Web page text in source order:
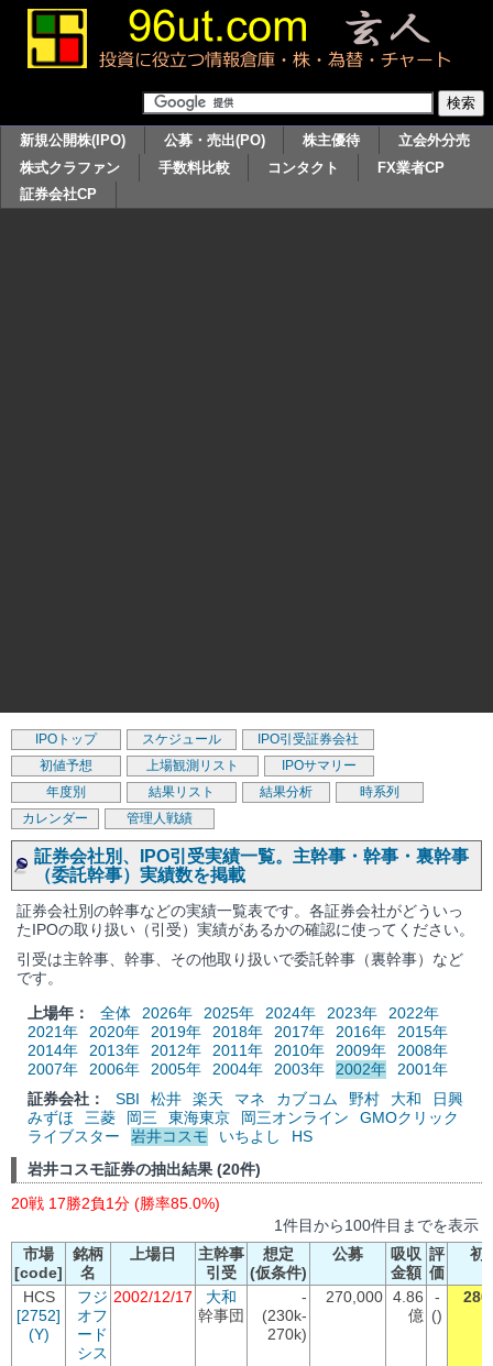
新規公開株(IPO) 公募・売出(PO) 株主優待
立会外分売
株式クラファン
手数料比較 コンタクト
FX業者CP
証券会社CP
IPOトップ スケジュール
IPO引受証券会社
初値予想
上場観測リスト
IPOサマリー
年度別
結果リスト 結果分析
時系列
カレンダー
管理人戦績
証券会社別、IPO引受実績一覧。主幹事・幹事・裏幹事
（委託幹事）実績数を掲載
証券会社別の幹事などの実績一覧表です。各証券会社がどういっ
たIPOの取り扱い（引受）実績があるかの確認に使ってください。
引受は主幹事、幹事、その他取り扱いで委託幹事（裏幹事）など
です。
上場年：
全体 2026年 2025年 2024年 2023年
2022年
2021年
2020年 2019年 2018年 2017年 2016年
2015年
2014年
2013年 2012年 2011年 2010年 2009年
2008年
2007年
2006年 2005年 2004年 2003年 2002年
2001年
証券会社：
SBI 松井 楽天 マネ カブコム 野村 大和
日興
みずほ
三菱 岡三 東海東京 岡三オンライン
GMOクリック
ライブスター
岩井コスモ いちよし
HS
岩井コスモ証券の抽出結果 (20件)
20戦 17勝2負1分 (勝率85.0%)
1件目から100件目までを表示
市場
[code]
銘柄
名
上場日
主幹事
引受
想定
(仮条件)
公募
吸収
金額
評
価
初
HCS
[2752]
(Y)
フジ
オフ
ード
シス
2002/12/17
大和
幹事団
-
(230k-
270k)
270,000 4.86
億
-
()